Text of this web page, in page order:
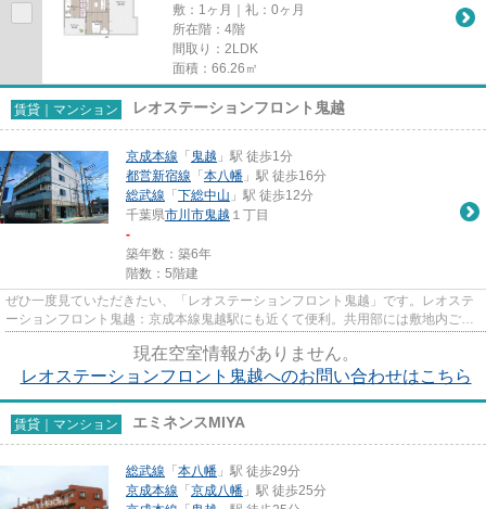
敷：1ヶ月｜礼：0ヶ月
所在階：4階
間取り：2LDK
面積：66.26㎡
賃貸｜マンション レオステーションフロント鬼越
京成本線 「 鬼越 」駅 徒歩1分
都営新宿線 「 本八幡 」駅 徒歩16分
総武線 「 下総中山 」駅 徒歩12分
千葉県市川市鬼越 １丁目
-
築年数：築6年
階数：5階建
ぜひ一度見ていただきたい、「レオステーションフロント鬼越」です。レオステ
ーションフロント鬼越：京成本線鬼越駅にも近くて便利。共用部には敷地内ごみ
現在空室情報がありません。
レオステーションフロント鬼越へのお問い合わせはこちら
賃貸｜マンション エミネンスMIYA
総武線 「 本八幡 」駅 徒歩29分
京成本線 「 京成八幡 」駅 徒歩25分